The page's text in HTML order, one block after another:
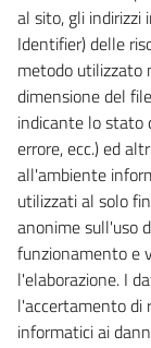
al sito, gli indirizzi
Identifier) delle
metodo utilizzato
dimensione del
indicante lo stato
errore, ecc.) ed
all'ambiente
utilizzati al solo
anonime sull'uso
funzionamento e
l'elaborazione. I
l'accertamento di
informatici ai